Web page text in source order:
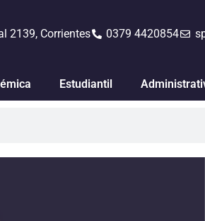
2139, Corrientes 0379 4420854
Estudiantil